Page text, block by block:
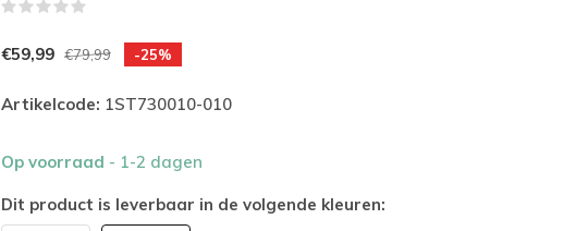
€59,99 €79,99 -25%
Artikelcode: 1ST730010-010
Op voorraad - 1-2 dagen
Dit product is leverbaar in de volgende kleuren: